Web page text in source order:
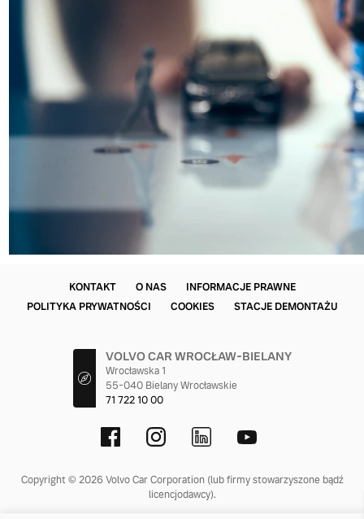
KONTAKT O NAS
INFORMACJE PRAWNE
POLITYKA PRYWATNOŚCI
COOKIES STACJE DEMONTAŻU
VOLVO CAR WROCŁAW-BIELANY
Wrocławska 1
55-040 Bielany Wrocławskie
71 722 10 00
Copyright © 2026 Volvo Car Corporation (lub firmy stowarzyszone bądź
licencjodawcy).